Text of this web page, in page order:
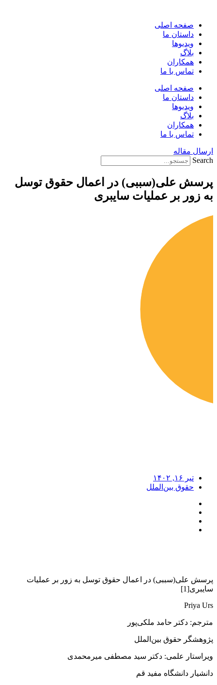
محتوا
صفحه اصلی
داستان ما
ویدیوها
بلاگ
همکاران
تماس با ما
صفحه اصلی
داستان ما
ویدیوها
بلاگ
همکاران
تماس با ما
ارسال مقاله
Search
پرسش علی(سببی) در اعمال حقوق توسل
به زور بر عملیات سایبری
تیر ۱۶, ۱۴۰۲
حقوق بین‌الملل
پرسش علی(سببی) در اعمال حقوق توسل به زور بر عملیات
سایبری[1]
Priya Urs
مترجم: دکتر حامد ملکی‌پور
پژوهشگر حقوق بین‌الملل
ویراستار علمی: دکتر سید مصطفی میرمحمدی
دانشیار دانشگاه مفید قم